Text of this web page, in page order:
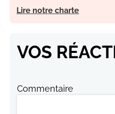
Lire notre charte
VOS
Commentaire